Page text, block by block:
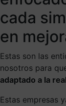
cada
en
Estas son las
nosotros para
adaptado a la
Estas empresas